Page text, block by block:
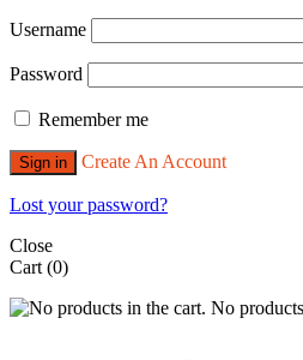
Username
Password
Remember me
Sign in Create An Account
Lost your password?
Close
Cart(0)
No